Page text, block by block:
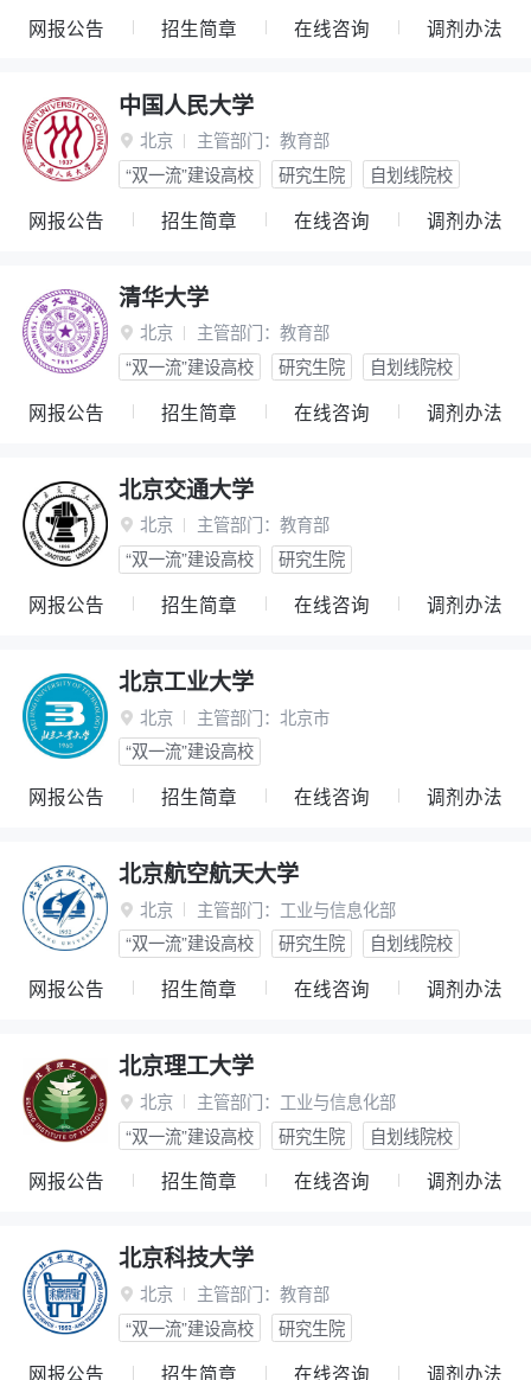
网报公告 招生简章 在线咨询 调剂办法
中国人民大学
 北京 主管部门： 教育部
“双一流”建设高校
研究生院 自划线院校
网报公告 招生简章 在线咨询 调剂办法
清华大学
 北京 主管部门： 教育部
“双一流”建设高校
研究生院 自划线院校
网报公告 招生简章 在线咨询 调剂办法
北京交通大学
 北京 主管部门： 教育部
“双一流”建设高校
研究生院
网报公告 招生简章 在线咨询 调剂办法
北京工业大学
 北京 主管部门： 北京市
“双一流”建设高校
网报公告 招生简章 在线咨询 调剂办法
北京航空航天大学
 北京 主管部门： 工业与信息化部
“双一流”建设高校
研究生院 自划线院校
网报公告 招生简章 在线咨询 调剂办法
北京理工大学
 北京 主管部门： 工业与信息化部
“双一流”建设高校
研究生院 自划线院校
网报公告 招生简章 在线咨询 调剂办法
北京科技大学
 北京 主管部门： 教育部
“双一流”建设高校
研究生院
网报公告 招生简章 在线咨询 调剂办法